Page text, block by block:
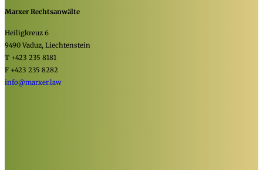
Marxer Rechtsanwälte
Heiligkreuz 6
9490 Vaduz, Liechtenstein
T +423 235 8181
F +423 235 8282
info@marxer.law